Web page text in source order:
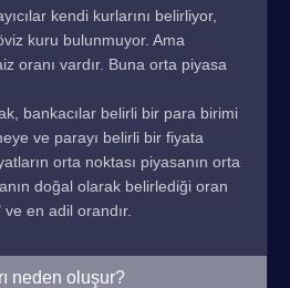
kendi kurlarını belirliyor,
kuru bulunmuyor. Ama
oranı vardır. Buna orta piyasa
bankacılar belirli bir para birimi
ve parayı belirli bir fiyata
orta noktası piyasanın orta
doğal olarak belirlediği oran
en adil orandır.
neden oluşur?